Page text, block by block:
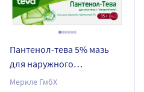
Пантенол-тева 5% мазь
для наружного
применения 35 гр
Меркле ГмбХ